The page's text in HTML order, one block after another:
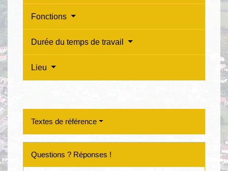
Fonctions
Durée du temps de travail
Lieu
Textes de référence
Questions ? Réponses !